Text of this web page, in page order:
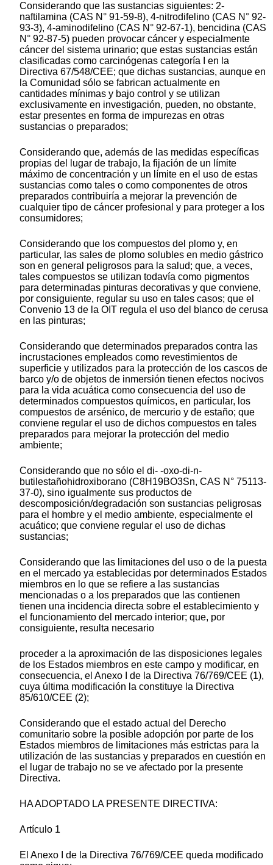
Considerando que las sustancias siguientes: 2-
naftilamina (CAS N° 91-59-8), 4-nitrodifelino (CAS N° 92-
93-3), 4-aminodifelino (CAS N° 92-67-1), bencidina (CAS
N° 92-87-5) pueden provocar cáncer y especialmente
cáncer del sistema urinario; que estas sustancias están
clasificadas como carcinógenas categoría I en la
Directiva 67/548/CEE; que dichas sustancias, aunque en
la Comunidad sólo se fabrican actualmente en
cantidades mínimas y bajo control y se utilizan
exclusivamente en investigación, pueden, no obstante,
estar presentes en forma de impurezas en otras
sustancias o preparados;
Considerando que, además de las medidas específicas
propias del lugar de trabajo, la fijación de un límite
máximo de concentración y un límite en el uso de estas
sustancias como tales o como componentes de otros
preparados contribuiría a mejorar la prevención de
cualquier tipo de cáncer profesional y para proteger a los
consumidores;
Considerando que los compuestos del plomo y, en
particular, las sales de plomo solubles en medio gástrico
son en general peligrosos para la salud; que, a veces,
tales compuestos se utilizan todavía como pigmentos
para determinadas pinturas decorativas y que conviene,
por consiguiente, regular su uso en tales casos; que el
Convenio 13 de la OIT regula el uso del blanco de cerusa
en las pinturas;
Considerando que determinados preparados contra las
incrustaciones empleados como revestimientos de
superficie y utilizados para la protección de los cascos de
barco y/o de objetos de inmersión tienen efectos nocivos
para la vida acuática como consecuencia del uso de
determinados compuestos químicos, en particular, los
compuestos de arsénico, de mercurio y de estaño; que
conviene regular el uso de dichos compuestos en tales
preparados para mejorar la protección del medio
ambiente;
Considerando que no sólo el di- -oxo-di-n-
butilestañohidroxiborano (C8H19BO3Sn, CAS N° 75113-
37-0), sino igualmente sus productos de
descomposición/degradación son sustancias peligrosas
para el hombre y el medio ambiente, especialmente el
acuático; que conviene regular el uso de dichas
sustancias;
Considerando que las limitaciones del uso o de la puesta
en el mercado ya establecidas por determinados Estados
miembros en lo que se refiere a las sustancias
mencionadas o a los preparados que las contienen
tienen una incidencia directa sobre el establecimiento y
el funcionamiento del mercado interior; que, por
consiguiente, resulta necesario
proceder a la aproximación de las disposiciones legales
de los Estados miembros en este campo y modificar, en
consecuencia, el Anexo I de la Directiva 76/769/CEE (1),
cuya última modificación la constituye la Directiva
85/610/CEE (2);
Considerando que el estado actual del Derecho
comunitario sobre la posible adopción por parte de los
Estados miembros de limitaciones más estrictas para la
utilización de las sustancias y preparados en cuestión en
el lugar de trabajo no se ve afectado por la presente
Directiva.
HA ADOPTADO LA PRESENTE DIRECTIVA:
Artículo 1
El Anexo I de la Directiva 76/769/CEE queda modificado